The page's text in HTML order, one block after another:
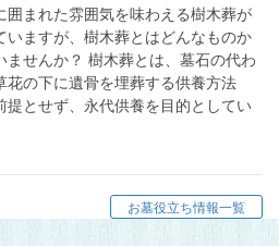
囲まれた雰囲気を味わえる樹木葬が
いますが、樹木葬とはどんなものか
ませんか？ 樹木葬とは、墓石の代わ
花の下に遺骨を埋葬する供養方法
提とせず、永代供養を目的としてい
お墓役立ち情報一覧